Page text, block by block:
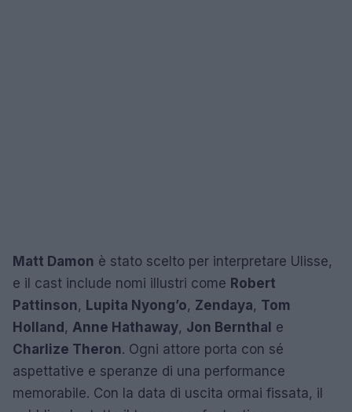
Matt Damon è stato scelto per interpretare Ulisse,
e il cast include nomi illustri come Robert
Pattinson, Lupita Nyong’o, Zendaya, Tom
Holland, Anne Hathaway, Jon Bernthal e
Charlize Theron. Ogni attore porta con sé
aspettative e speranze di una performance
memorabile. Con la data di uscita ormai fissata, il